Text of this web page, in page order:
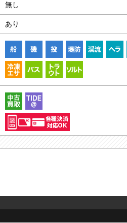
無し
あり